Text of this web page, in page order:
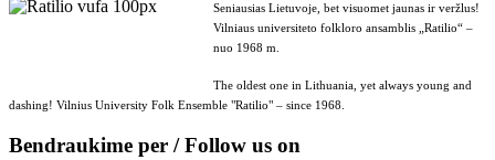
Seniausias Lietuvoje, bet visuomet jaunas ir veržlus!
Vilniaus universiteto folkloro ansamblis „Ratilio“ –
nuo 1968 m.
The oldest one in Lithuania, yet always young and
dashing! Vilnius University Folk Ensemble "Ratilio" – since 1968.
Bendraukime per / Follow us on